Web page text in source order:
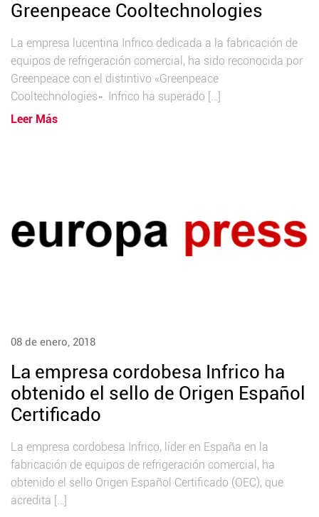
Greenpeace Cooltechnologies
La empresa lucentina Infrico dedicada a la fabricación de
equipos de refrigeración comercial, ha sido reconocida por
Greenpeace con el distintivo «Greenpeace
Cooltechnologies». Infrico ha superado […]
Leer Más
08 de enero, 2018
La empresa cordobesa Infrico ha
obtenido el sello de Origen Español
Certificado
La empresa cordobesa Infrico, líder en España en la
fabricación de equipos de refrigeración comercial, ha
obtenido el sello Origen Español Certificado (OEC), que
acredita […]